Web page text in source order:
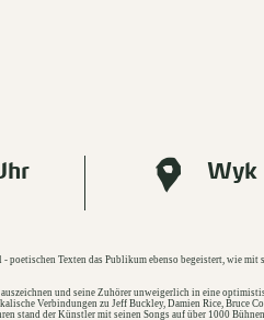
Wyk
Texten das Publikum ebenso begeistert, wie
und seine Zuhörer unweigerlich in eine
Verbindungen zu Jeff Buckley, Damien Rice, Bruce
stand der Künstler mit seinen Songs auf über 1000